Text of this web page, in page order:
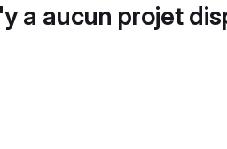
a aucun projet